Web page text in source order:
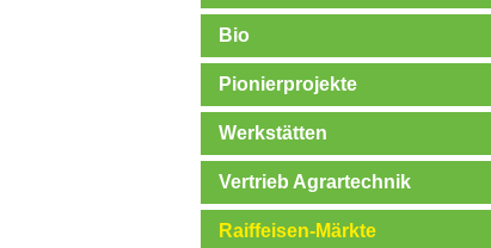
Bio
Pionierprojekte
Werkstätten
Vertrieb Agrartechnik
Raiffeisen-Märkte